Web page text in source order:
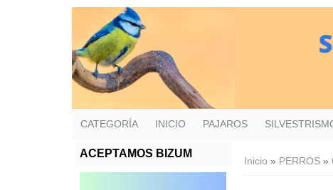
CATEGORÍA INICIO PAJAROS
ACEPTAMOS BIZUM
Inicio » PERROS»